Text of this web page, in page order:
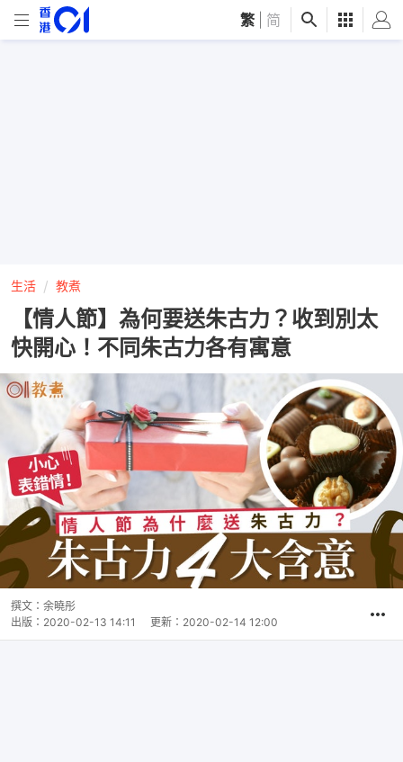
繁 简
生活 教煮
【情人節】為何要送朱古力？收到別太
快開心！不同朱古力各有寓意
撰文： 余曉彤
出版： 2020-02-13 14:11 更新： 2020-02-14 12:00